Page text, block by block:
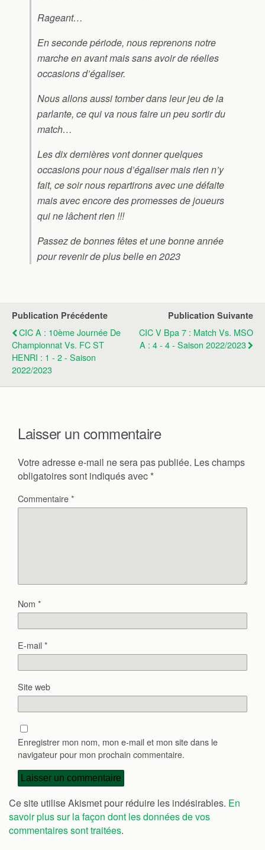
Rageant…
En seconde période, nous reprenons notre
marche en avant mais sans avoir de réelles
occasions d’égaliser.
Nous allons aussi tomber dans leur jeu de la
parlante, ce qui va nous faire un peu sortir du
match…
Les dix dernières vont donner quelques
occasions pour nous d’égaliser mais rien n’y
fait, ce soir nous repartirons avec une défaite
mais avec encore des promesses de joueurs
qui ne lâchent rien !!!
Passez de bonnes fêtes et une bonne année
pour revenir de plus belle en 2023
Publication Précédente
CIC A : 10ème Journée De
Championnat Vs. FC ST
HENRI : 1 - 2 - Saison
2022/2023
Publication Suivante
CIC V Bpa 7 : Match Vs. MSO
A : 4 - 4 - Saison 2022/2023
Laisser un commentaire
Votre adresse e-mail ne sera pas publiée. Les champs
obligatoires sont indiqués avec *
Commentaire*
Nom *
E-mail*
Site web
Enregistrer mon nom, mon e-mail et mon site dans le
navigateur pour mon prochain commentaire.
Ce site utilise Akismet pour réduire les indésirables. En
savoir plus sur la façon dont les données de vos
commentaires sont traitées.